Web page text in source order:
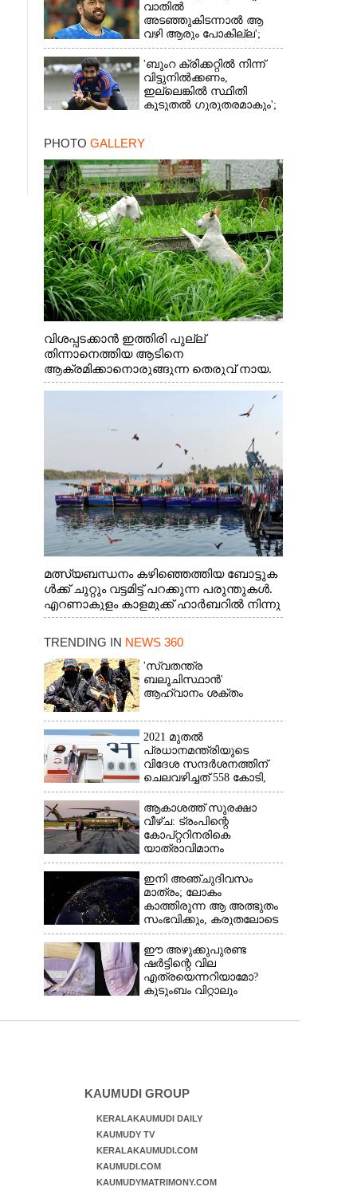
വാതിൽ
അടഞ്ഞുകിടന്നാൽ ആ
വഴി ആരും പോകില്ല';
കാരണം വെളിപ്പെടുത്തി
മുൻ താരം
'ബുംറ ക്രിക്കറ്റിൽ നിന്ന്
വിട്ടുനിൽക്കണം,
ഇല്ലെങ്കിൽ സ്ഥിതി
കൂടുതൽ ഗുരുതരമാകും';
PHOTO GALLERY
വിശപ്പടക്കാൻ ഇത്തിരി പുല്ല്
തിന്നാനെത്തിയ ആടിനെ
ആക്രമിക്കാനൊരുങ്ങുന്ന തെരുവ് നായ.
എറണാകുളം വാത്തുരുത്തിയിൽ നിന്നുള്ള
മത്സ്യബന്ധനം കഴിഞ്ഞെത്തിയ ബോട്ടുക
ൾക്ക് ചുറ്റും വട്ടമിട്ട് പറക്കുന്ന പരുന്തുകൾ.
എറണാകുളം കാളമുക്ക് ഹാർബറിൽ നിന്നു
ള്ള കാഴ്ച
TRENDING IN NEWS 360
'സ്വതന്ത്ര
ബലൂചിസ്ഥാൻ'
ആഹ്വാനം ശക്തം
2021 മുതൽ
പ്രധാനമന്ത്രിയുടെ
വിദേശ സന്ദർശനത്തിന്
ചെലവഴിച്ചത് 558 കോടി,
രാജ്യത്തെത്തിയത് 381.8
ബില്യൺ ഡോളറിന്റെ
നിക്ഷേപം
ആകാശത്ത് സുരക്ഷാ
വീഴ്‌ച: ട്രംപിന്റെ
കോ‌പ്‌റ്ററിനരികെ
യാത്രാവിമാനം
ഇനി അഞ്ചുദിവസം
മാത്രം; ലോകം
കാത്തിരുന്ന ആ അത്ഭുതം
സംഭവിക്കും, കരുതലോടെ
വിദഗ്ധർ
ഈ അഴുക്കുപുരണ്ട
ഷർട്ടിന്റെ വില
എത്രയെന്നറിയാമോ?
കുടുംബം വിറ്റാലും
KAUMUDI GROUP
KERALAKAUMUDI DAILY
KAUMUDY TV
KERALAKAUMUDI.COM
KAUMUDI.COM
KAUMUDYMATRIMONY.COM